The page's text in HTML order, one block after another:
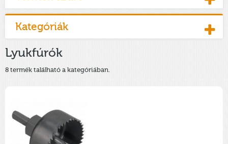
Kategóriák
Lyukfúrók
8 termék található a kategóriában.